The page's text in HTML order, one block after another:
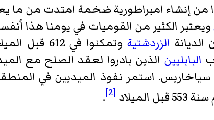
من إنشاء امبراطورية ضخمة امتدت من ما
ويعتبر الكثير من القوميات في يومنا هذا
الزردشتية وتمكنوا في 612 قبل الميلاد من تدمير عاصمة
البابليين الذين بادروا لعقد الصلح مع
سياخاريس. استمر نفوذ الميديين في
[2]
.